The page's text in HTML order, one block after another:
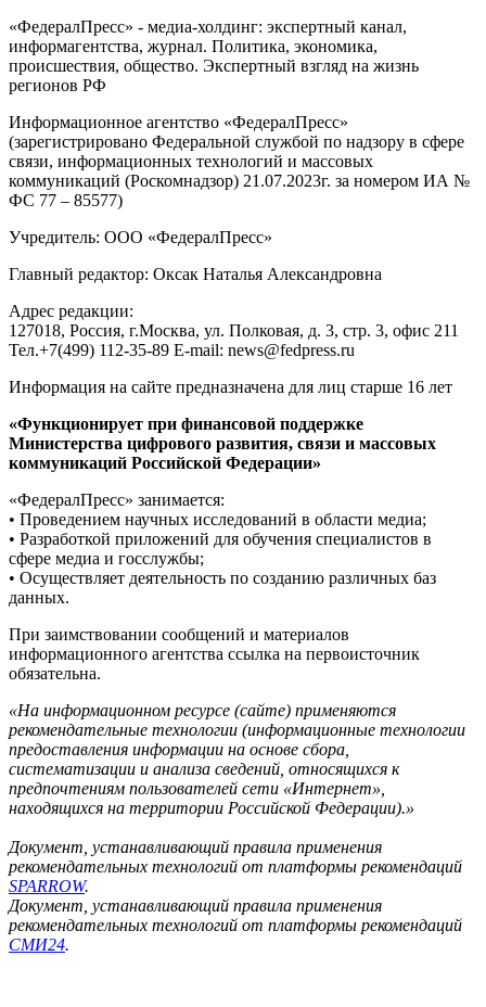
«ФедералПресс» - медиа-холдинг: экспертный канал,
информагентства, журнал. Политика, экономика,
происшествия, общество. Экспертный взгляд на жизнь
регионов РФ
Информационное агентство «ФедералПресс»
(зарегистрировано Федеральной службой по надзору в сфере
связи, информационных технологий и массовых
коммуникаций (Роскомнадзор) 21.07.2023г. за номером ИА №
ФС 77 – 85577)
Учредитель: ООО «ФедералПресс»
Главный редактор: Оксак Наталья Александровна
Адрес редакции:
127018, Россия, г.Москва, ул. Полковая, д. 3, стр. 3, офис 211
Тел.+7(499) 112-35-89 E-mail: news@fedpress.ru
Информация на сайте предназначена для лиц старше 16 лет
«Функционирует при финансовой поддержке
Министерства цифрового развития, связи и массовых
коммуникаций Российской Федерации»
«ФедералПресс» занимается:
• Проведением научных исследований в области медиа;
• Разработкой приложений для обучения специалистов в
сфере медиа и госслужбы;
• Осуществляет деятельность по созданию различных баз
данных.
При заимствовании сообщений и материалов
информационного агентства ссылка на первоисточник
обязательна.
«На информационном ресурсе (сайте) применяются
рекомендательные технологии (информационные технологии
предоставления информации на основе сбора,
систематизации и анализа сведений, относящихся к
предпочтениям пользователей сети «Интернет»,
находящихся на территории Российской Федерации).»
Документ, устанавливающий правила применения
рекомендательных технологий от платформы рекомендаций
SPARROW.
Документ, устанавливающий правила применения
рекомендательных технологий от платформы рекомендаций
СМИ24.